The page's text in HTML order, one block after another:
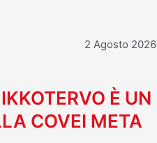
2 Agosto 2026
È UN
COVEI META